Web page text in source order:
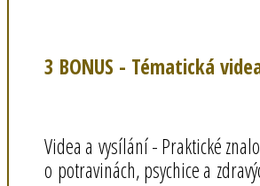
3 BONUS - Tématická
Videa a vysílání - Praktické
o potravinách, psychice a